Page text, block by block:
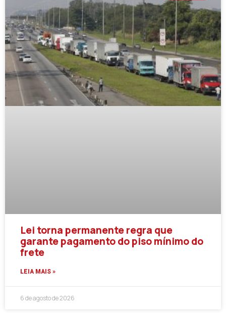
Lei torna permanente regra que
garante pagamento do piso mínimo do
frete
LEIA MAIS »
6 de agosto de 2026